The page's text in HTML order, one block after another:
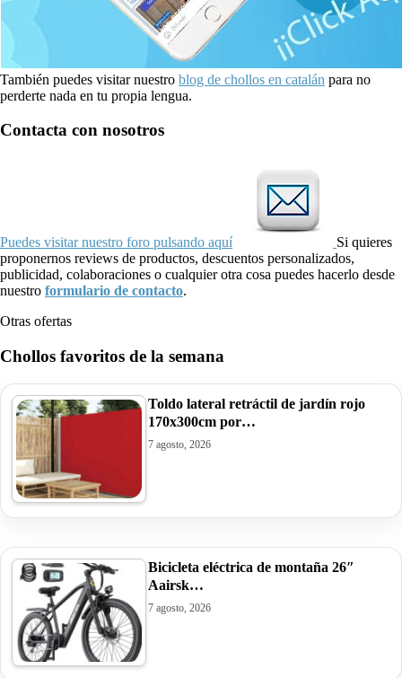
También puedes visitar nuestro blog de chollos en catalán para no
perderte nada en tu propia lengua.
Contacta con nosotros
Puedes visitar nuestro foro pulsando aquí
Si quieres
proponernos reviews de productos, descuentos personalizados,
publicidad, colaboraciones o cualquier otra cosa puedes hacerlo desde
nuestro formulario de contacto.
Otras ofertas
Chollos favoritos de la semana
Toldo lateral retráctil de jardín rojo
170x300cm por…
7 agosto, 2026
Bicicleta eléctrica de montaña 26″
Aairsk…
7 agosto, 2026